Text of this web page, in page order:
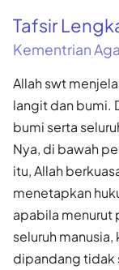
Tafsir
Kementrian
Allah swt
langit dan bumi.
bumi serta
Nya, di bawah
itu, Allah
menetapkan
apabila menurut
seluruh
dipandang tidak